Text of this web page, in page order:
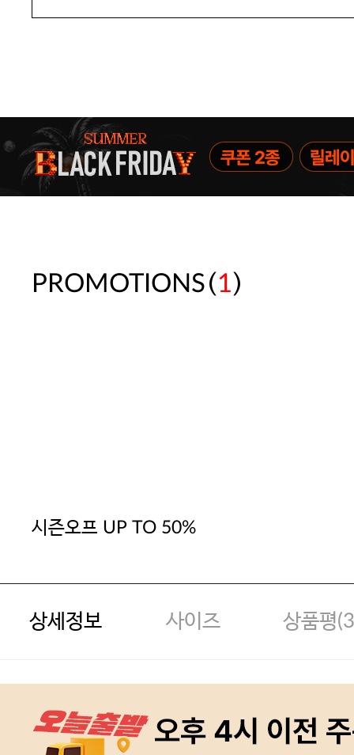
PROMOTIONS(1)
시즌오프 UP TO 50%
상세정보 사이즈 상품평(3